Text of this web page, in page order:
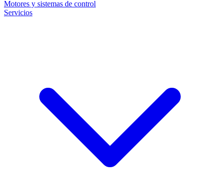
Motores y sistemas de control
Servicios